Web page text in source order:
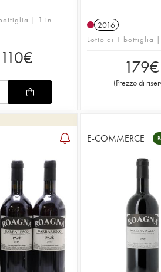
| 1 in
110€
2016
Lotto di 1 bottiglia |
179€
(Prezzo di
E-COMMERCE